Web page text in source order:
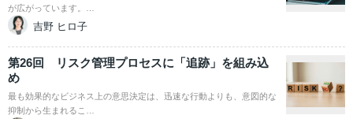
が広がっています。…
吉野 ヒロ子
第26回 リスク管理プロセスに「追跡」を組み込
め
最も効果的なビジネス上の意思決定は、迅速な行動よりも、意図的な
抑制から生まれるこ…